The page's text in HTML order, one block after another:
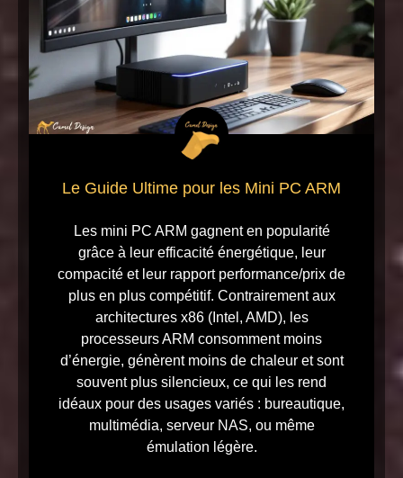
Le Guide Ultime pour les Mini PC ARM
Les mini PC ARM gagnent en popularité
grâce à leur efficacité énergétique, leur
compacité et leur rapport performance/prix de
plus en plus compétitif. Contrairement aux
architectures x86 (Intel, AMD), les
processeurs ARM consomment moins
d’énergie, génèrent moins de chaleur et sont
souvent plus silencieux, ce qui les rend
idéaux pour des usages variés : bureautique,
multimédia, serveur NAS, ou même
émulation légère.